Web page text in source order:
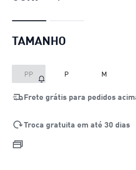
TAMANHO
PP P M
Frete grátis para pedidos
Troca gratuita em até 30 dias